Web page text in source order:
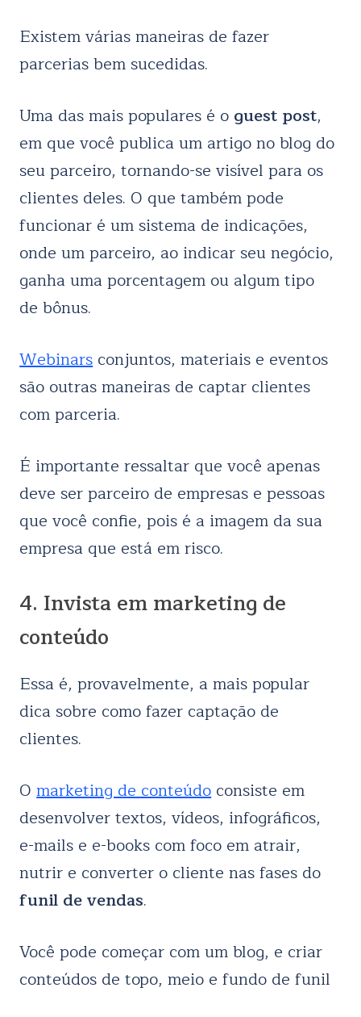
Existem várias maneiras de fazer
parcerias bem sucedidas.
Uma das mais populares é o guest post,
em que você publica um artigo no blog do
seu parceiro, tornando-se visível para os
clientes deles. O que também pode
funcionar é um sistema de indicações,
onde um parceiro, ao indicar seu negócio,
ganha uma porcentagem ou algum tipo
de bônus.
Webinarsconjuntos, materiais e eventos
são outras maneiras de captar clientes
com parceria.
É importante ressaltar que você apenas
deve ser parceiro de empresas e pessoas
que você confie, pois é a imagem da sua
empresa que está em risco.
4. Invista em marketing de
conteúdo
Essa é, provavelmente, a mais popular
dica sobre como fazer captação de
clientes.
Omarketing de conteúdoconsiste em
desenvolver textos, vídeos, infográficos,
e-mails e e-books com foco em atrair,
nutrir e converter o cliente nas fases do
funil de vendas.
Você pode começar com um blog, e criar
conteúdos de topo, meio e fundo de funil